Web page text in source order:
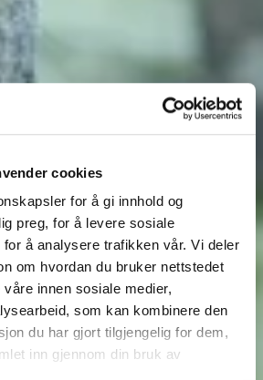
cookies
for å gi innhold og
preg, for å levere sosiale
å analysere trafikken vår. Vi deler
om hvordan du bruker nettstedet
innen sosiale medier,
som kan kombinere den
du har gjort tilgjengelig for dem,
inn gjennom din bruk av